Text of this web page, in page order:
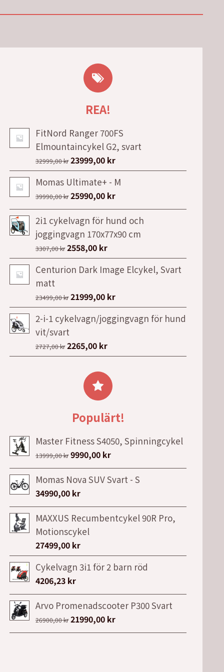
REA!
FitNord Ranger 700FS
Elmountaincykel G2, svart
32999,00kr Det
ursprungliga
priset
var:
32999,00 kr.
23999,00 kr
nuvarande
priset
23999,00 kr.
Momas Ultimate+ - M
39990,00kr Det
ursprungliga
priset
var:
39990,00 kr.
25990,00 kr
nuvarande
priset
är:
2i1 cykelvagn för hund och
joggingvagn 170x77x90 cm
3307,00kr Det
ursprungliga
priset
3307,00 kr.
2558,00 kr
nuvarande
priset
2558,00 kr.
Centurion Dark Image Elcykel, Svart
matt
23499,00kr Det
ursprungliga
priset
23499,00 kr.
21999,00 kr
nuvarande
priset
2-i-1 cykelvagn/joggingvagn för hund
vit/svart
2727,00kr Det
ursprungliga
priset
2727,00 kr.
2265,00 kr
nuvarande
priset
är:
2265,00 kr.
Populärt!
Master Fitness S4050, Spinningcykel
13999,00kr Det
ursprungliga
priset
var:
13999,00 kr.
9990,00 kr
nuvarande
priset
9990,00 kr.
Momas Nova SUV Svart - S
34990,00 kr
MAXXUS Recumbentcykel 90R Pro,
Motionscykel
27499,00 kr
Cykelvagn 3i1 för 2 barn röd
4206,23 kr
Arvo Promenadscooter P300 Svart
26900,00kr Det
ursprungliga
21990,00 kr
nuvarande